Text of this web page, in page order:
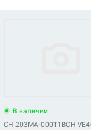
QHD KM2233/01QHD
В наличии
CH 203MA-000T1BCH